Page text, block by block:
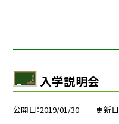
入学説明会
公開日 2019/01/30 更新日